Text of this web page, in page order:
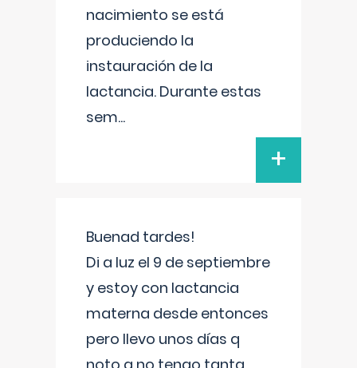
nacimiento se está
produciendo la
instauración de la
lactancia. Durante estas
sem...
+
Buenad tardes!
Di a luz el 9 de septiembre
y estoy con lactancia
materna desde entonces
pero llevo unos días q